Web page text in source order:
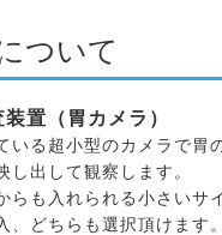
ついて
置（胃カメラ）
いる超小型のカメラで胃
し出して観察します。
らも入れられる小さいサ
、どちらも選択頂けます。